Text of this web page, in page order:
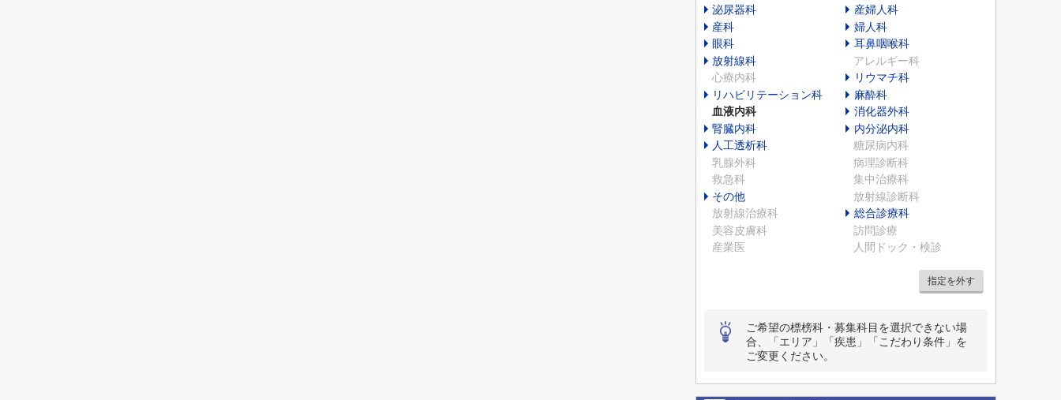
泌尿器科
産婦人科
産科
婦人科
眼科
耳鼻咽喉科
放射線科
アレルギー科
心療内科
リウマチ科
リハビリテーション科
麻酔科
血液内科
消化器外科
腎臓内科
内分泌内科
人工透析科
糖尿病内科
乳腺外科
病理診断科
救急科
集中治療科
その他
放射線診断科
放射線治療科
総合診療科
美容皮膚科
訪問診療
産業医
人間ドック・検診
指定を外す
ご希望の標榜科・募集科目を選択できない場
合、「エリア」「疾患」「こだわり条件」を
ご変更ください。